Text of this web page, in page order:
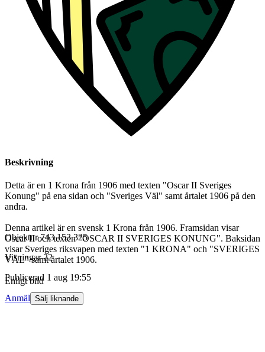
Beskrivning
Detta är en 1 Krona från 1906 med texten "Oscar II Sveriges
Konung" på ena sidan och "Sveriges Väl" samt årtalet 1906 på den
andra.
Denna artikel är en svensk 1 Krona från 1906. Framsidan visar
Oscar II och texten "OSCAR II SVERIGES KONUNG". Baksidan
visar Sveriges riksvapen med texten "1 KRONA" och "SVERIGES
VÄL" samt årtalet 1906.
Enligt bild
Objektnr 743 153 325
Visningar 22
Publicerad 1 aug 19:55
Anmäl Sälj liknande